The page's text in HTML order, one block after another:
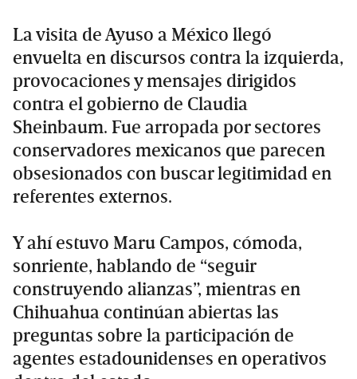
La visita de Ayuso a México llegó
envuelta en discursos contra la izquierda,
provocaciones y mensajes dirigidos
contra el gobierno de Claudia
Sheinbaum. Fue arropada por sectores
conservadores mexicanos que parecen
obsesionados con buscar legitimidad en
referentes externos.
Y ahí estuvo Maru Campos, cómoda,
sonriente, hablando de “seguir
construyendo alianzas”, mientras en
Chihuahua continúan abiertas las
preguntas sobre la participación de
agentes estadounidenses en operativos